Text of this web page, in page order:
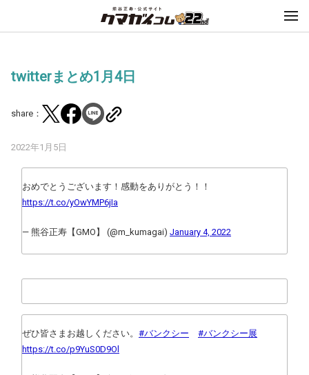
twitterまとめ1月4日
share：
2022年1月5日
おめでとうございます！感動をありがとう！！
https://t.co/yOwYMP6jIa
— 熊谷正寿【GMO】 (@m_kumagai) January 4, 2022
ぜひ皆さまお越しください。 #バンクシー
#バンクシー展
https://t.co/p9YuS0D9Ol